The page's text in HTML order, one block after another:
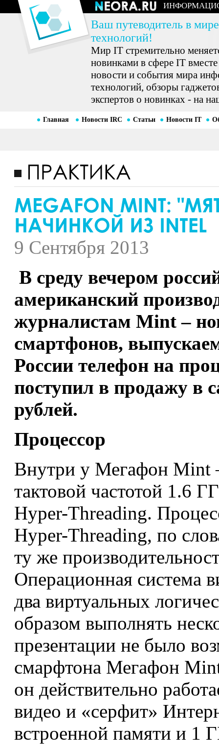
Ваш путеводитель в
технологий!
Мир IT стремительно
новинками в сфере IT
новости и события мира
технологий, обзоры
экспертов о новинках - на
Главная Новости IRC Статьи Новости IT
9 Сентября 2013
В среду вечером
американский
журналистам Mint –
смартфонов,
России телефон на
поступил в продажу в
рублей.
Процессор
Внутри у Мегафон Mint
тактовой частотой 1.6
Hyper-Threading.
Hyper-Threading, по
ту же
Операционная система
два виртуальных
образом выполнять
презентации не было
смарфтона Мегафон
он действительно
видео и «серфит»
встроенной памяти и 1